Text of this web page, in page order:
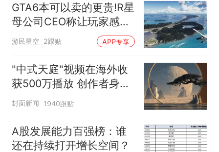
GTA6本可以卖的更贵!R星
母公司CEO称让玩家感受
价值
游民星空 2跟贴 APP专享
"中式天庭"视频在海外收
获500万播放 创作者身份
披露
封面新闻 1940跟贴
A股发展能力百强榜：谁
还在持续打开增长空间？